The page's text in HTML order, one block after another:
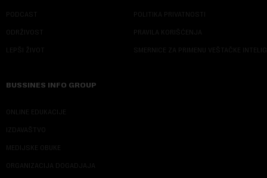
PODCAST
ODRŽIVOST
LEPŠI ŽIVOT
POLITIKA PRIVATNOSTI
PRAVILA KORIŠĆENJA
SMERNICE ZA PRIMENU VEŠTAČKE
BUSSINES INFO GROUP
ONLINE EDUKACIJE
IZDAVAŠTVO
MEDIJSKE OBUKE
ORGANIZACIJA DOGADJAJA